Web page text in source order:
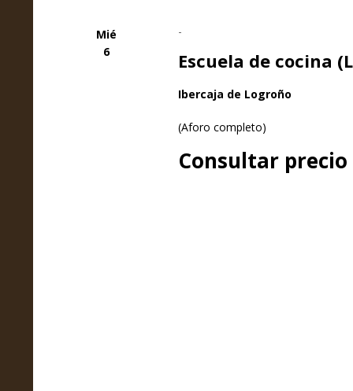
Eventos
Mié
6
Escuela de cocina
-
Ibercaja de Logroño
(Aforo completo)
Consultar precio